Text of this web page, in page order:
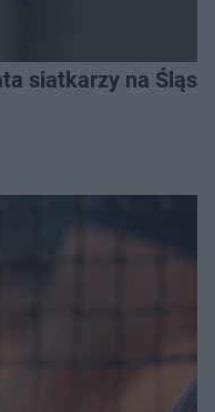
siatkarzy na